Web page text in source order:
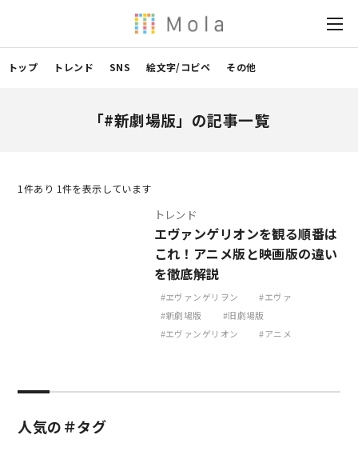
トップ トレンド SNS 絵文字/コピペ その他
「#新劇場版」の記事一覧
1 件あり 1件を表示しています
トレンド
エヴァンゲリオンを観る順番は
これ！アニメ版と映画版の違い
を徹底解説
ヱヴァンゲリヲン
エヴァ
新劇場版
旧劇場版
エヴァンゲリオン
アニメ
人気の＃タグ